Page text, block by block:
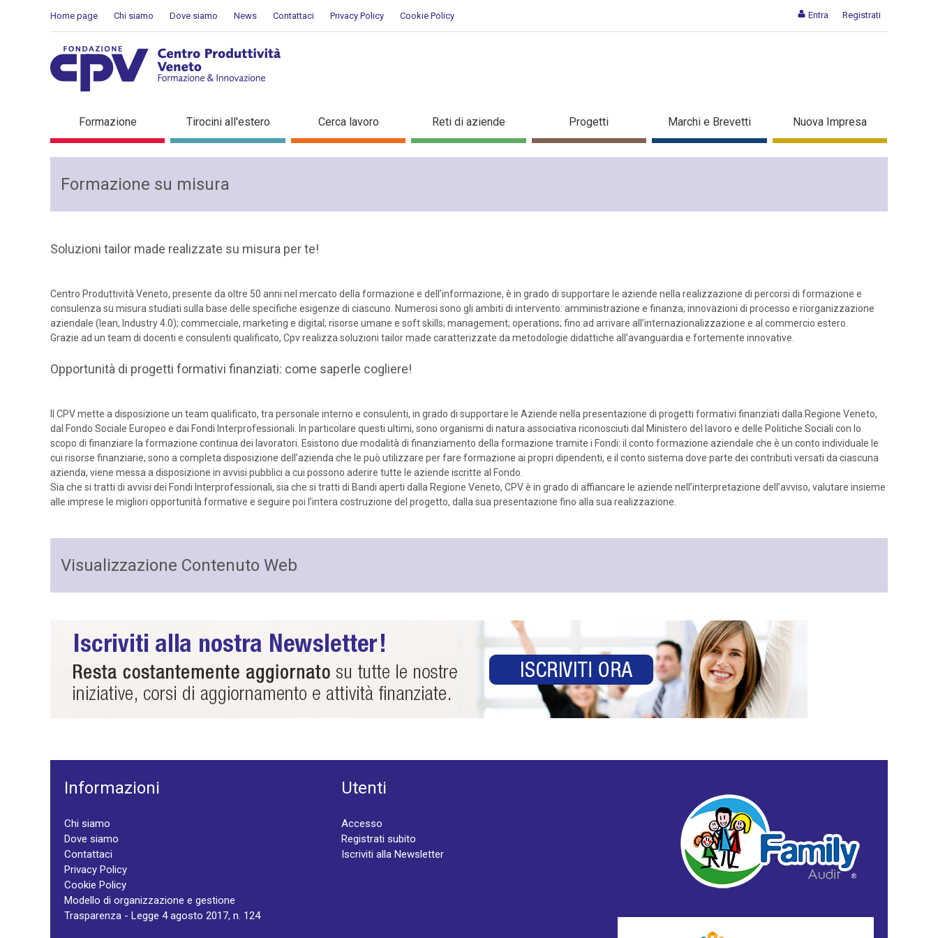
Entra Registrati
Home page Chi siamo Dove siamo News Contattaci Privacy Policy Cookie Policy
Attività formative in azienda
Formazione Tirocini all'estero Cerca lavoro Reti di aziende Progetti Marchi e Brevetti Nuova Impresa
Formazione su misura
Soluzioni tailor made realizzate su misura per te!
Centro Produttività Veneto, presente da oltre 50 anni nel mercato della formazione e dell’informazione, è in grado di supportare le aziende nella realizzazione di percorsi di formazione e
consulenza su misura studiati sulla base delle specifiche esigenze di ciascuno. Numerosi sono gli ambiti di intervento: amministrazione e finanza; innovazioni di processo e riorganizzazione
aziendale (lean, Industry 4.0); commerciale, marketing e digital; risorse umane e soft skills; management; operations; fino ad arrivare all’internazionalizzazione e al commercio estero.
Grazie ad un team di docenti e consulenti qualificato, Cpv realizza soluzioni tailor made caratterizzate da metodologie didattiche all’avanguardia e fortemente innovative.
Opportunità di progetti formativi finanziati: come saperle cogliere!
Il CPV mette a disposizione un team qualificato, tra personale interno e consulenti, in grado di supportare le Aziende nella presentazione di progetti formativi finanziati dalla Regione Veneto,
dal Fondo Sociale Europeo e dai Fondi Interprofessionali. In particolare questi ultimi, sono organismi di natura associativa riconosciuti dal Ministero del lavoro e delle Politiche Sociali con lo
scopo di finanziare la formazione continua dei lavoratori. Esistono due modalità di finanziamento della formazione tramite i Fondi: il conto formazione aziendale che è un conto individuale le
cui risorse finanziarie, sono a completa disposizione dell’azienda che le può utilizzare per fare formazione ai propri dipendenti, e il conto sistema dove parte dei contributi versati da ciascuna
azienda, viene messa a disposizione in avvisi pubblici a cui possono aderire tutte le aziende iscritte al Fondo.
Sia che si tratti di avvisi dei Fondi Interprofessionali, sia che si tratti di Bandi aperti dalla Regione Veneto, CPV è in grado di affiancare le aziende nell’interpretazione dell’avviso, valutare insieme
alle imprese le migliori opportunità formative e seguire poi l’intera costruzione del progetto, dalla sua presentazione fino alla sua realizzazione.
Visualizzazione Contenuto Web
Informazioni
Chi siamo
Dove siamo
Contattaci
Privacy Policy
Cookie Policy
Modello di organizzazione e gestione
Trasparenza - Legge 4 agosto 2017, n. 124
Utenti
Accesso
Registrati subito
Iscriviti alla Newsletter